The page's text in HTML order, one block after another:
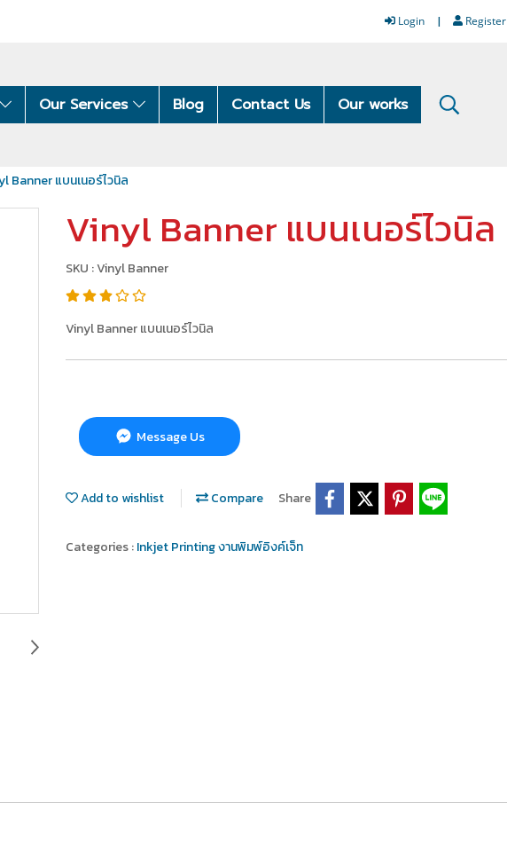
Login Register
Our Services Blog Contact Us Our works
Banner แบนเนอร์ไวนิล
Vinyl Banner แบนเนอร์ไวนิล
SKU : Vinyl Banner
Vinyl Banner แบนเนอร์ไวนิล
Message Us
Add to wishlist Compare Share
Categories :Inkjet Printing งานพิมพ์อิงค์เจ็ท